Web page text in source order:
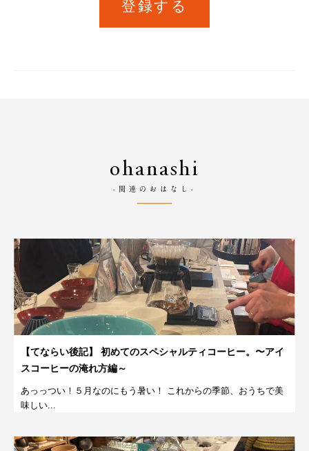
登録する
ohanashi
-関連のおはなし-
【てならい後記】 初めてのスペシャルティコーヒー。〜アイ
スコーヒーの淹れ方編～
あっっつい！５月なのにもう暑い！ これからの季節、おうちで美
味しい...